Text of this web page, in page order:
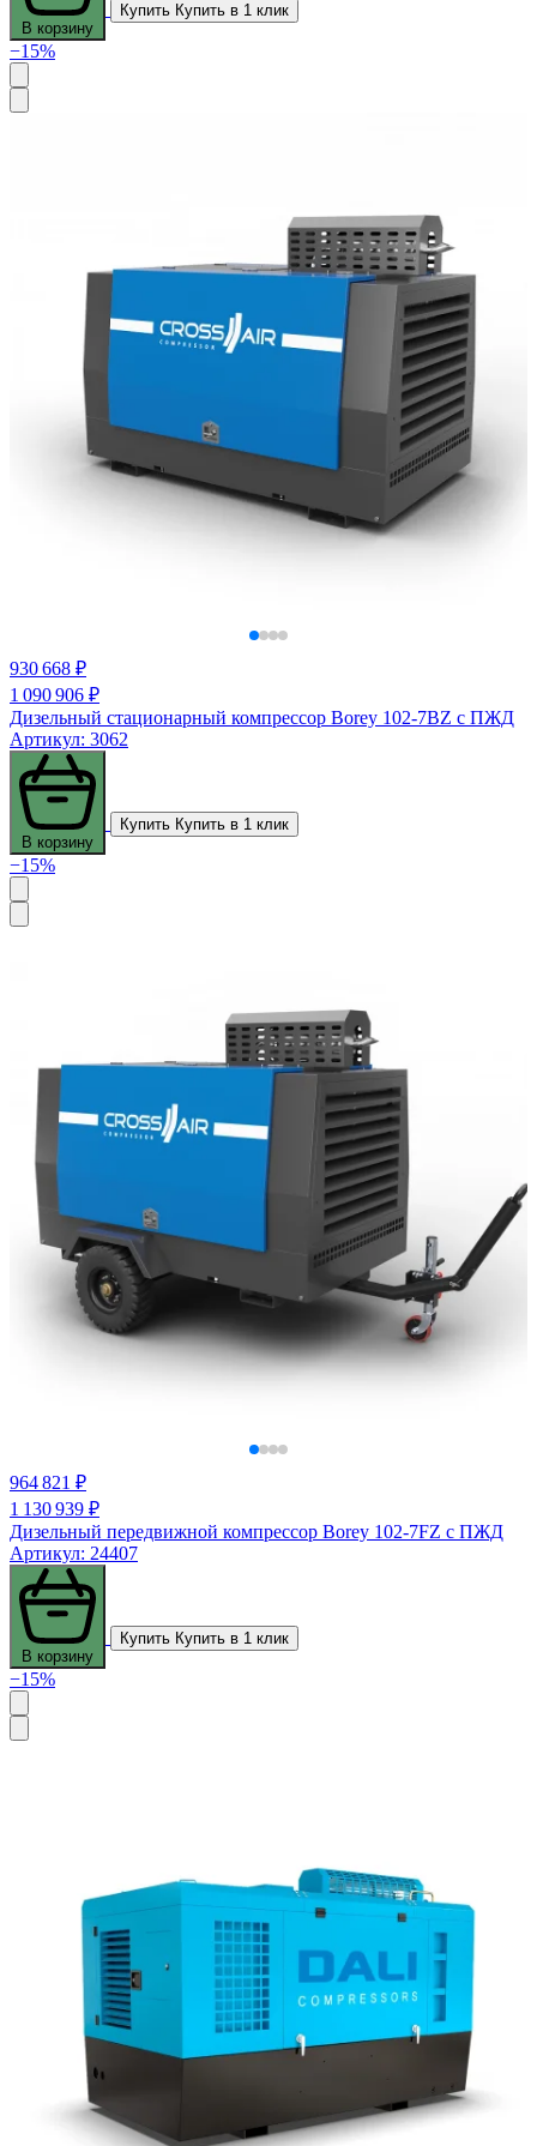
В корзину
Купить Купить в 1 клик
−15%
930 668 ₽
1 090 906 ₽
Дизельный стационарный компрессор Borey 102-7BZ с ПЖД
Артикул: 3062
В корзину
Купить Купить в 1 клик
−15%
964 821 ₽
1 130 939 ₽
Дизельный передвижной компрессор Borey 102-7FZ с ПЖД
Артикул: 24407
В корзину
Купить Купить в 1 клик
−15%